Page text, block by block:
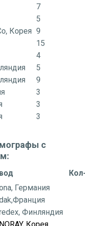
7
5
Корея 9
15
4
5
9
3
3
3
с
Германия
Финляндия